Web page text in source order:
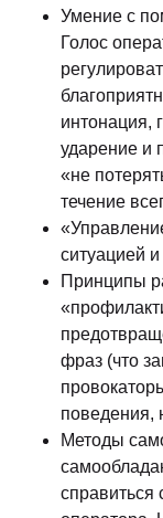
Умение с
Голос
интонация,
ударение и
«не
течение
ситуацией
Принципы
фраз (что
поведения,
Методы